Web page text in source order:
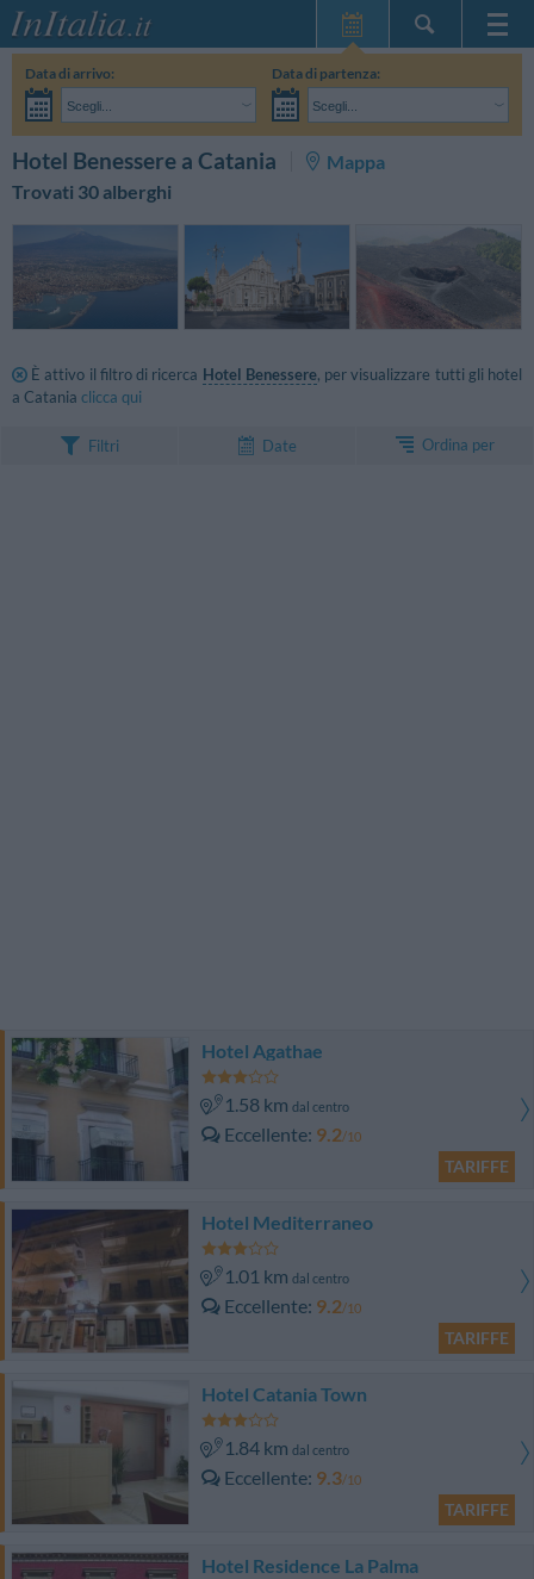
Home Page
Le mie Prenotazioni
InItalia Club
Lingua
Data di arrivo:
Scegli...
Data di partenza:
Scegli...
Hotel Benessere a Catania
Mappa
Trovati 30 alberghi
È attivo il filtro di ricerca Hotel Benessere, per visualizzare tutti gli hotel
a Catania clicca qui
Filtri Date Ordina per
Hotel Agathae
1.58 km dal centro
Eccellente 9.2/10
TARIFFE
Hotel Mediterraneo
1.01 km dal centro
Eccellente 9.2/10
TARIFFE
Hotel Catania Town
1.84 km dal centro
Eccellente 9.3/10
TARIFFE
Hotel Residence La Palma